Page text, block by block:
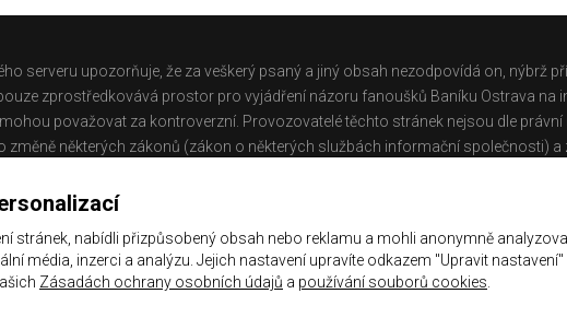
serveru upozorňuje, že za veškerý psaný a jiný obsah nezodpovídá on, nýbrž
zprostředkovává prostor pro vyjádření názoru fanoušků Baníku Ostrava na
mohou považovat za kontroverzní. Provozovatelé těchto stránek nejsou dle
změně některých zákonů (zákon o některých službách informační společnosti)
stránek, nabídli přizpůsobený obsah nebo reklamu a mohli anonymně
média, inzerci a analýzu. Jejich nastavení upravíte odkazem "Upravit nastavení"
Zásadách ochrany osobních údajů a používání souborů cookies